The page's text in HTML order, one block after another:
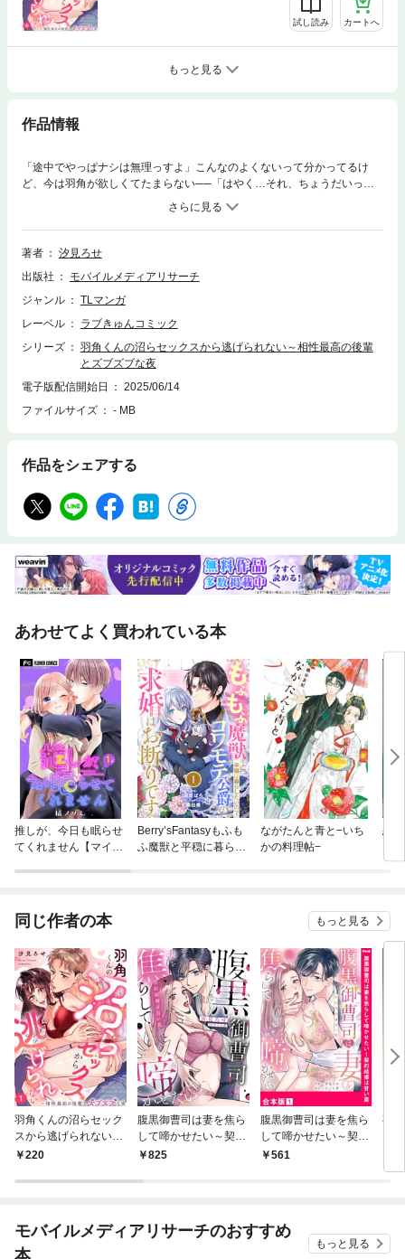
試し読み カートへ
もっと見る
作品情報
「途中でやっぱナシは無理っすよ」こんなのよくないって分かってるけ
ど、今は羽角が欲しくてたまらない──「はやく…それ、ちょうだいっ」
７年も付き合っていた彼氏と別れた森田依鈴（もりたいすず）はどん底な
状態のまま、面倒見がいい後輩の羽角大和（はすみやまと）に愚痴る。
「森田さんに魅力がないと思ってないっすよ」と褒めるが、「誰が相手し
てくれるのさ。誘ったらノってくれるの～？」冗談交じりで言う依鈴に…
奥まで締め付けられる。たっぷり指と舌でほぐされて、堪え性なく滴る水
滴…全身びくびくと沼落ち確定のセックス。こんなに気持ちいいのは、羽
著者
汐見ろせ
出版社
モバイルメディアリサーチ
ジャンル
TLマンガ
レーベル
ラブきゅんコミック
シリーズ
羽角くんの沼らセックスから逃げられない～相性最高の後輩
とズブズブな夜
電子版配信開始日
2025/06/14
ファイルサイズ
- MB
作品をシェアする
あわせてよく買われている本
推しが、今日も眠らせ
てくれません【マイク
Berry’sFantasyもふも
ふ魔獣と平穏に暮らし
ながたんと青と−いち
かの料理帖−
恋
法
同じ作者の本 もっと見る
羽角くんの沼らセック
スから逃げられない～
相性最高の後輩とズブ
220
腹黒御曹司は妻を焦ら
して啼かせたい～契約
結婚は甘い罠【単行本
825
腹黒御曹司は妻を焦ら
して啼かせたい～契約
結婚は甘い罠【合本
561
夜
モバイルメディアリサーチのおすすめ
本
もっと見る